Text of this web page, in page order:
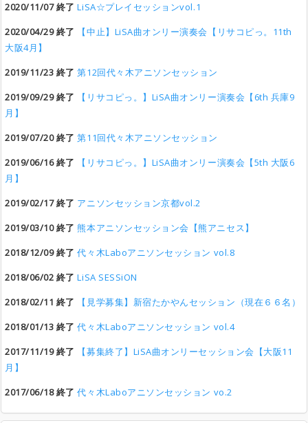
2020/11/07 終了 LiSA☆プレイセッションvol.1
2020/04/29 終了
【中止】LiSA曲オンリー演奏会【リサコピっ。11th
大阪4月】
2019/11/23 終了 第12回代々木アニソンセッション
2019/09/29 終了
【リサコピっ。】LiSA曲オンリー演奏会【6th 兵庫9
月】
2019/07/20 終了 第11回代々木アニソンセッション
2019/06/16 終了
【リサコピっ。】LiSA曲オンリー演奏会【5th 大阪6
月】
2019/02/17 終了 アニソンセッション京都vol.2
2019/03/10 終了 熊本アニソンセッション会【熊アニセス】
2018/12/09 終了 代々木Laboアニソンセッション vol.8
2018/06/02 終了 LiSA SESSiON
2018/02/11 終了
【見学募集】新宿たかやんセッション（現在６６名）
2018/01/13 終了 代々木Laboアニソンセッション vol.4
2017/11/19 終了
【募集終了】LiSA曲オンリーセッション会【大阪11
月】
2017/06/18 終了 代々木Laboアニソンセッション vo.2